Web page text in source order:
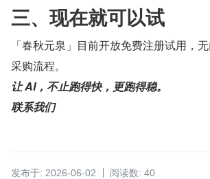
三、现在就可以试
「春秋元泉」目前开放免费注册试用，
采购流程。
让 AI，不止跑得快，更跑得稳。
联系我们
发布于: 2026-06-02 阅读数: 40